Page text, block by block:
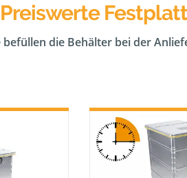
Preiswerte
befüllen die Behälter bei der